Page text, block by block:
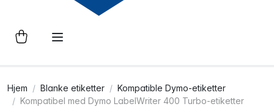
Hjem Blanke etiketter
Kompatible Dymo-etiketter
Kompatibel med Dymo LabelWriter 400 Turbo-etiketter